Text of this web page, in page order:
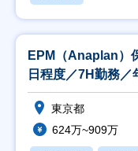
EPM（Anaplan）
日程度／7H勤務／
東京都
624万~909万